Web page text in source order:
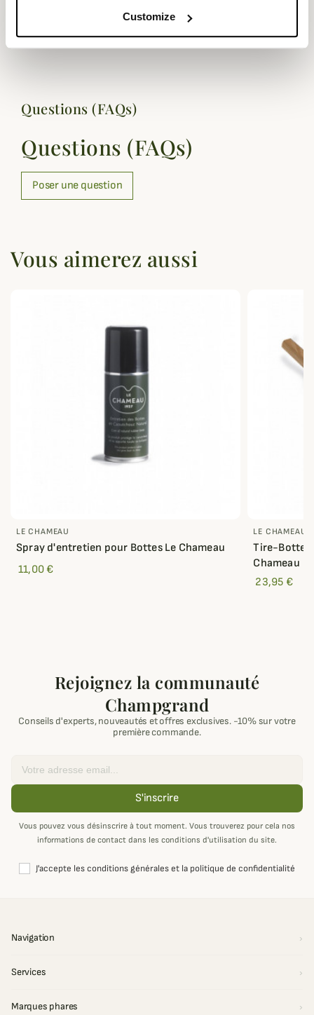
Customize
extérieure
Semelle Motocross
Questions (FAQs)
Questions (FAQs)
Poser une question
Vous aimerez aussi
LE CHAMEAU
Spray d'entretien pour Bottes Le Chameau
11,00 €
LE CHAMEAU
Tire-Bottes
Chameau
23,95 €
Rejoignez la communauté
Champgrand
Conseils d'experts, nouveautés et offres exclusives. -10% sur votre
première commande.
S'inscrire
Vous pouvez vous désinscrire à tout moment. Vous trouverez pour cela nos
informations de contact dans les conditions d'utilisation du site.
J'accepte les conditions générales et la politique de confidentialité
Navigation
Services
Marques phares